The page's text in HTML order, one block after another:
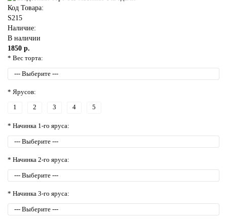
Код Товара:
S215
Наличие:
В наличии
1850 р.
* Вес торта:
* Ярусов:
1 2 3 4 5
* Начинка 1-го яруса:
* Начинка 2-го яруса:
* Начинка 3-го яруса: